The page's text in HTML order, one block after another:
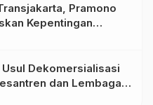
Pramono
Kepentingan
Dekomersialisasi
dan Lembaga